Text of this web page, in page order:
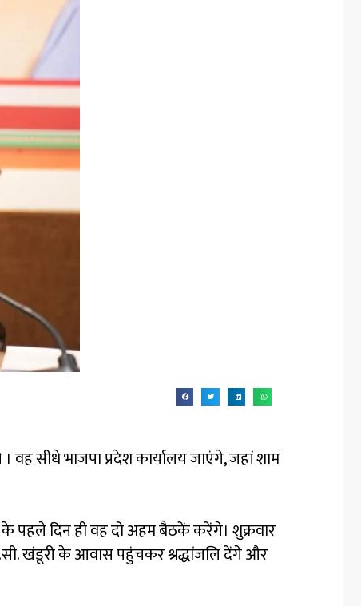
वह सीधे भाजपा प्रदेश कार्यालय जाएंगे, जहां शाम
के पहले दिन ही वह दो अहम बैठकें करेंगे। शुक्रवार
खंडूरी के आवास पहुंचकर श्रद्धांजलि देंगे और